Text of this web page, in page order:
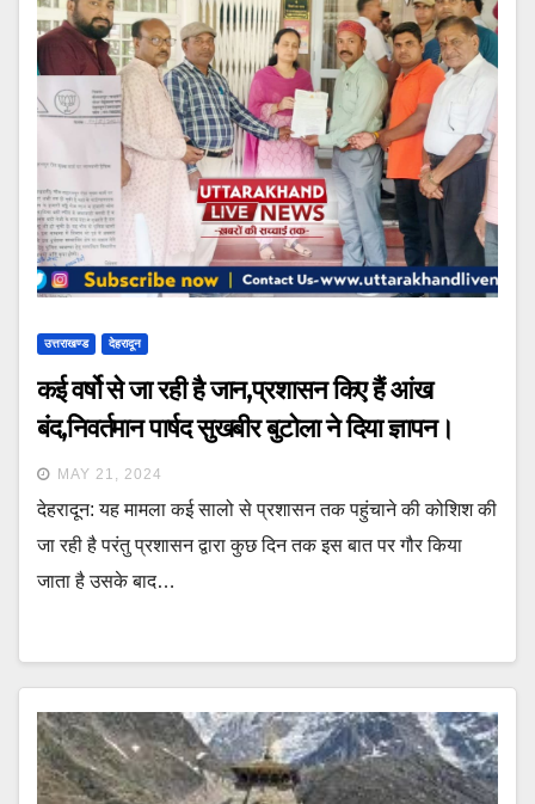
उत्तराखण्ड देहरादून
कई वर्षो से जा रही है जान,प्रशासन किए हैं आंख
बंद,निवर्तमान पार्षद सुखबीर बुटोला ने दिया ज्ञापन।
MAY 21, 2024
देहरादून: यह मामला कई सालो से प्रशासन तक पहुंचाने की कोशिश की
जा रही है परंतु प्रशासन द्वारा कुछ दिन तक इस बात पर गौर किया
जाता है उसके बाद…